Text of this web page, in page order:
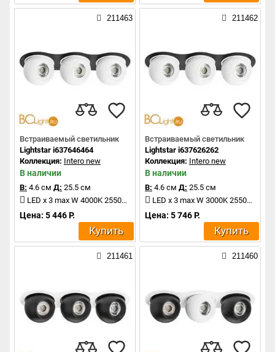
211463
Встраиваемый светильник
Lightstar i637646464
Коллекция: Intero new
В наличии
В: 4.6 см Д: 25.5 см
LED x 3 max W 4000K 2550Lm
Цена: 5 446 Р.
Купить
211462
Встраиваемый светильник
Lightstar i637626262
Коллекция: Intero new
В наличии
В: 4.6 см Д: 25.5 см
LED x 3 max W 3000K 2550Lm
Цена: 5 746 Р.
Купить
211461 211460